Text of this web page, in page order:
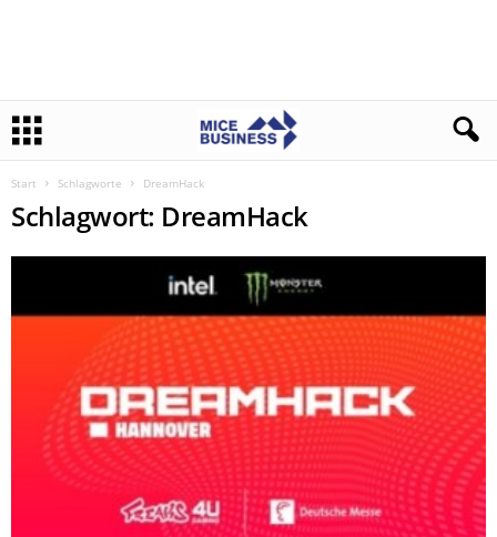
Start Schlagworte DreamHack
Schlagwort: DreamHack